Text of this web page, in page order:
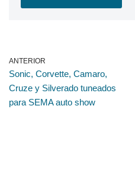
ANTERIOR
Sonic, Corvette, Camaro,
Cruze y Silverado tuneados
para SEMA auto show